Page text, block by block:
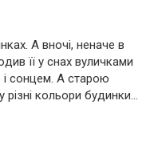
А вночі, неначе в
її у снах вуличками
і сонцем. А старою
різні кольори будинки…